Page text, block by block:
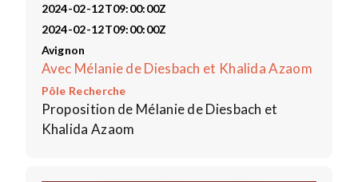
2024-02-12T09:00:00Z
2024-02-12T09:00:00Z
Avignon
Avec Mélanie de Diesbach et Khalida Azaom
Pôle Recherche
Proposition de Mélanie de Diesbach et
Khalida Azaom